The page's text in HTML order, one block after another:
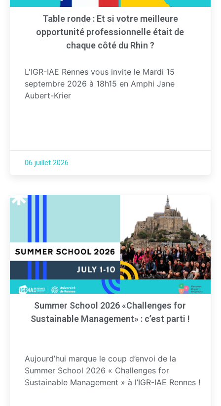
Table ronde : Et si votre meilleure
opportunité professionnelle était de
chaque côté du Rhin ?
L'IGR-IAE Rennes vous invite le Mardi 15
septembre 2026 à 18h15 en Amphi Jane
Aubert-Krier
06 juillet 2026
Summer School 2026 «Challenges for
Sustainable Management» : c’est parti !
Aujourd’hui marque le coup d’envoi de la
Summer School 2026 « Challenges for
Sustainable Management » à l’IGR-IAE Rennes !